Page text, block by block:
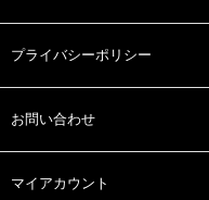
プライバシーポリシー
お問い合わせ
マイアカウント